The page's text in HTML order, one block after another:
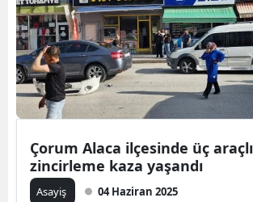
Çorum Alaca ilçesinde üç araçlı
zincirleme kaza yaşandı
Asayiş 04 Haziran 2025